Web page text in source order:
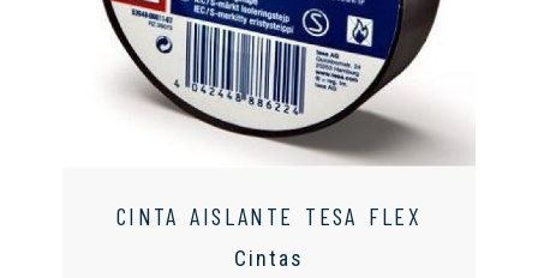
CINTA AISLANTE TESA FLEX
Cintas